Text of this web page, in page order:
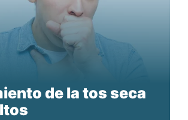
de la tos seca